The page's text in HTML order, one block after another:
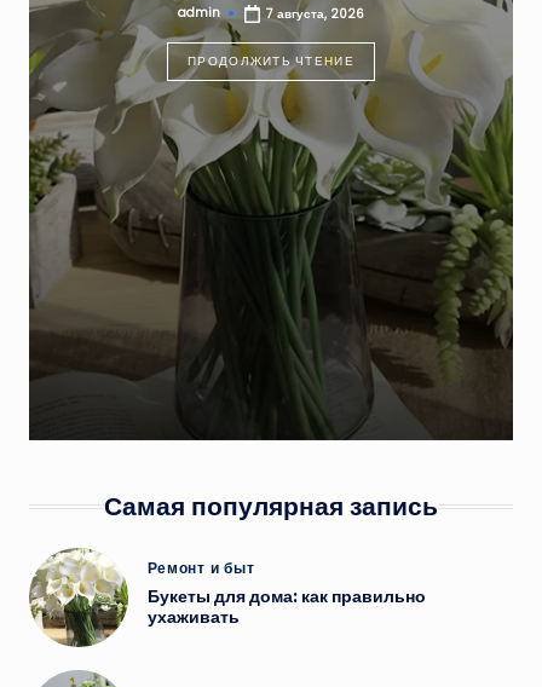
Запись
от
admin 7 августа, 2026
ПРОДОЛЖИТЬ ЧТЕНИЕ
Самая популярная запись
Опубликовано
в
Ремонт и быт
Букеты для дома: как правильно
ухаживать